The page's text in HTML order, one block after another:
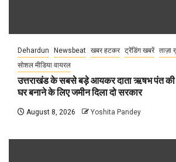
Dehardun Newsbeat खबर हटकर ट्रेंडिंग खबरें ताज़ा
सोशल मीडिया वायरल
उत्तराखंड के सबसे बड़े आयकर दाता ऋषभ पंत की
घर बनाने के लिए जमीन दिला दो सरकार
August 8, 2026 Yoshita Pandey